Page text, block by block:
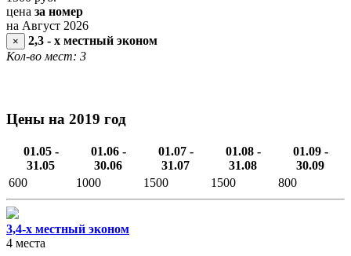
цена за номер
на Август 2026
×
2,3 - х местный эконом
Кол-во мест: 3
Цены на 2019 год
01.05 -
31.05
01.06 -
30.06
01.07 -
31.07
01.08 -
31.08
01.09 -
30.09
600
1000 1500 1500 800
3,4-х местный эконом
4 места